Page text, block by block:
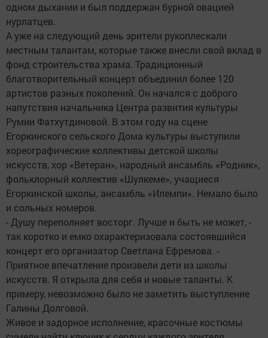
одном дыхании и был поддержан бурной овацией
нурлатцев.
А уже на следующий день зрители рукоплескали
местным талантам, которые также внесли свой вклад в
фонд строительства храма. Традиционный
благотворительный концерт объединил более 120
артистов разных поколений. Он начался с доброго
напутствия начальника Центра развития культуры
Румии Фатхутдиновой. В этом году на сцене
Егоркинского сельского Дома культуры выступили
хореографические коллективы детской школы
искусств, хор «Ветеран», народный ансамбль «Родник»,
фольклорный коллектив «Шулкеме», учащиеся
Егоркинской школы, ансамбль «Илемпи». Немало было
и сольных номеров.
- Душу переполняет восторг. Лучше и быть не может, -
так коротко и емко охарактеризовала состоявшийся
концерт его организатор Светлана Ефремова. -
Приятное впечатление произвели дети из школы
искусств. Я открыла для себя и новые таланты. К
примеру, невозможно было не заметить выступление
Галины Долговой.
Живое и задорное исполнение, красочные костюмы